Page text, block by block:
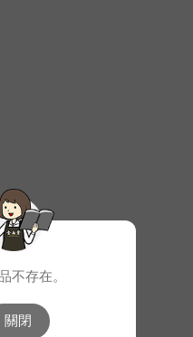
不存在。
關閉